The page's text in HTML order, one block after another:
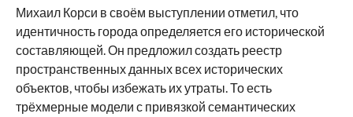
Михаил Корси в своём выступлении отметил, что
идентичность города определяется его исторической
составляющей. Он предложил создать реестр
пространственных данных всех исторических
объектов, чтобы избежать их утраты. То есть
трёхмерные модели с привязкой семантических